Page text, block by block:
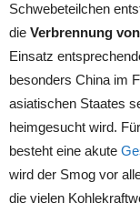
Schwebeteilchen
die Verbrennung
Einsatz
besonders China im
asiatischen Staates
heimgesucht wird.
besteht eine akute
wird der Smog vor
die vielen